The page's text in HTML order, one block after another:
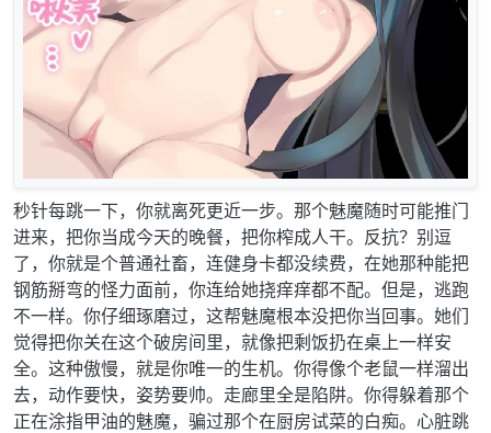
秒针每跳一下，你就离死更近一步。那个魅魔随时可能推门
进来，把你当成今天的晚餐，把你榨成人干。反抗？别逗
了，你就是个普通社畜，连健身卡都没续费，在她那种能把
钢筋掰弯的怪力面前，你连给她挠痒痒都不配。但是，逃跑
不一样。你仔细琢磨过，这帮魅魔根本没把你当回事。她们
觉得把你关在这个破房间里，就像把剩饭扔在桌上一样安
全。这种傲慢，就是你唯一的生机。你得像个老鼠一样溜出
去，动作要快，姿势要帅。走廊里全是陷阱。你得躲着那个
正在涂指甲油的魅魔，骗过那个在厨房试菜的白痴。心脏跳